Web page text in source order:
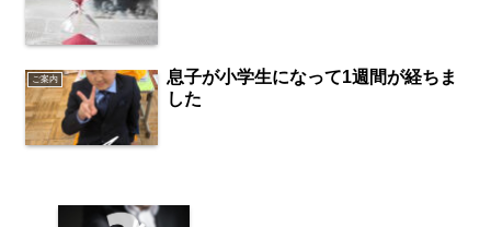
ご案内
息子が小学生になって1週間が経ちま
した